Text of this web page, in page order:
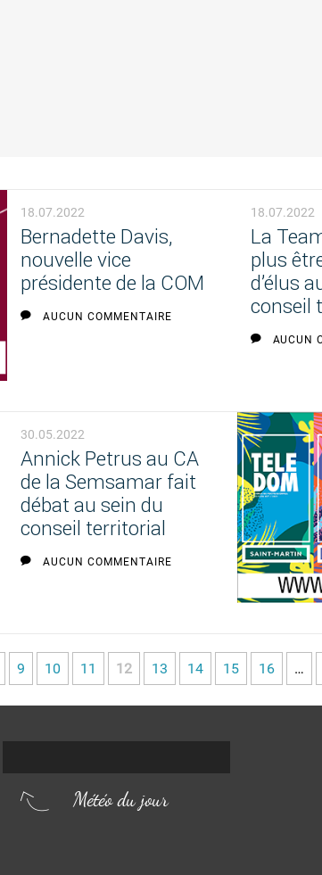
18.07.2022
Bernadette Davis,
nouvelle vice
présidente de la COM
AUCUN COMMENTAIRE
18.07.2022
La
plus
d’élus
conseil
AUCUN
30.05.2022
Annick Petrus au CA
de la Semsamar fait
débat au sein du
conseil territorial
AUCUN COMMENTAIRE
9 10 11 12 13 14 15 16 …
Météo du jour